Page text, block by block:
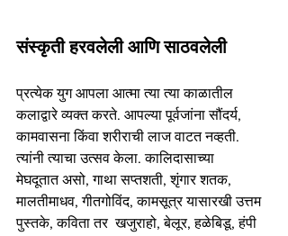
संस्कृती हरवलेली आणि साठवलेली
प्रत्येक युग आपला आत्मा त्या त्या काळातील
कलाद्वारे व्यक्त करते. आपल्या पूर्वजांना सौंदर्य,
कामवासना किंवा शरीराची लाज वाटत नव्हती.
त्यांनी त्याचा उत्सव केला. कालिदासाच्या
मेघदूतात असो, गाथा सप्तशती, शृंगार शतक,
मालतीमाधव, गीतगोविंद, कामसूत्र यासारखी उत्तम
पुस्तके, कविता तर  खजुराहो, बेलूर, हळेबिडू, हंपी